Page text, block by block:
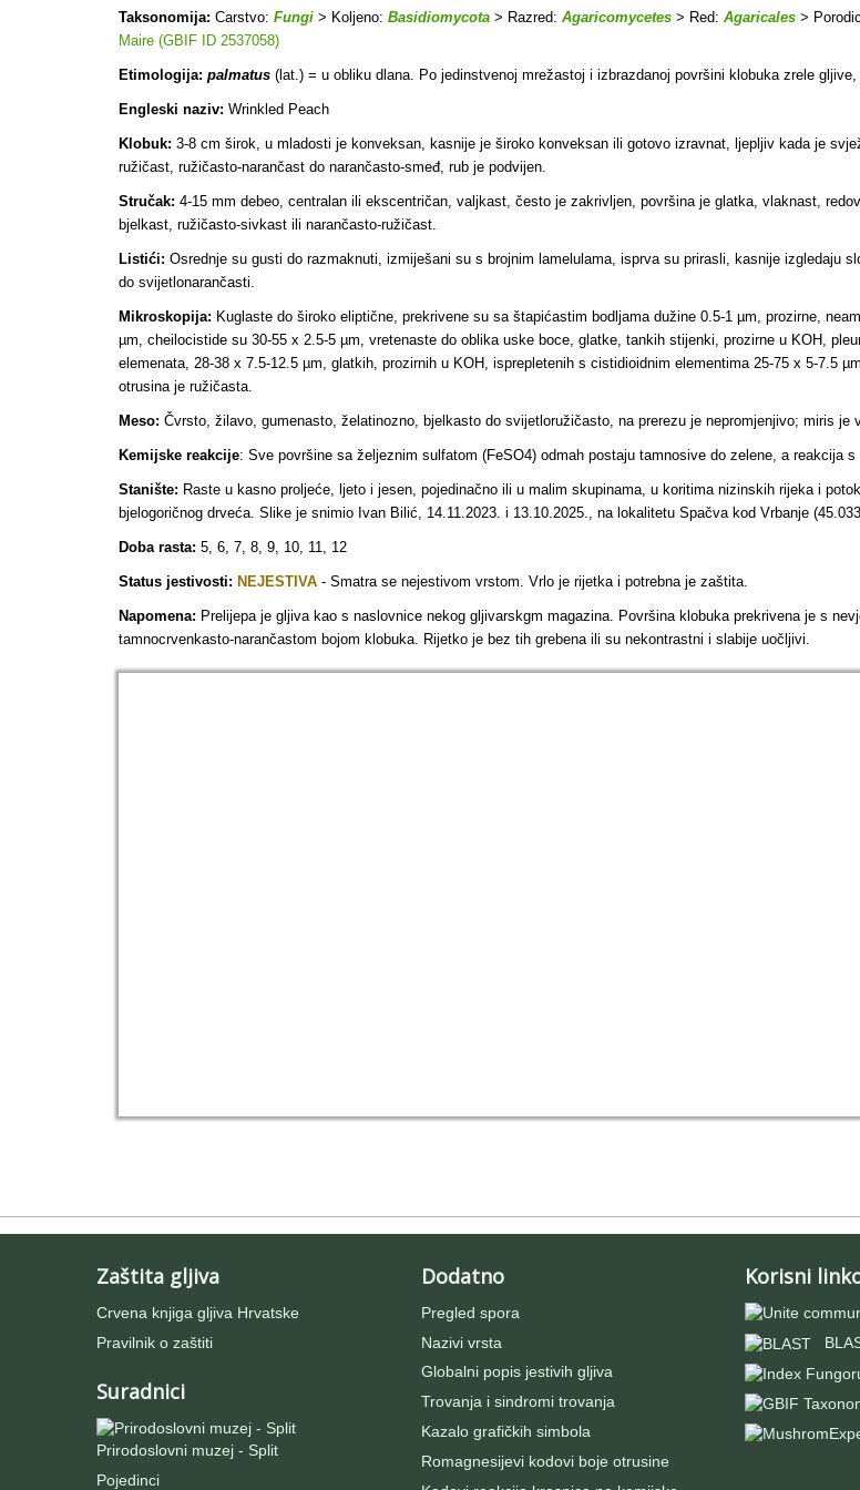
Taksonomija: Carstvo: Fungi > Koljeno: Basidiomycota > Razred: Agaricomycetes > Red: Agaricales >
Maire (GBIF ID 2537058)
Etimologija: palmatus (lat.) = u obliku dlana. Po jedinstvenoj mrežastoj i izbrazdanoj površini klobuka zrele
Engleski naziv: Wrinkled Peach
Klobuk: 3-8 cm širok, u mladosti je konveksan, kasnije je široko konveksan ili gotovo izravnat, ljepljiv kada je
ružičast, ružičasto-narančast do narančasto-smeđ, rub je podvijen.
Stručak: 4-15 mm debeo, centralan ili ekscentričan, valjkast, često je zakrivljen, površina je glatka, vlaknast,
bjelkast, ružičasto-sivkast ili narančasto-ružičast.
Listići: Osrednje su gusti do razmaknuti, izmiješani su s brojnim lamelulama, isprva su prirasli, kasnije izgledaju
do svijetlonarančasti
Mikroskopija: Kuglaste do široko eliptične, prekrivene su sa štapićastim bodljama dužine 0.5-1 µm, prozirne,
µm, cheilocistide su 30-55 x 2.5-5 µm, vretenaste do oblika uske boce, glatke, tankih stijenki, prozirne u KOH,
elemenata, 28-38 x 7.5-12.5 µm, glatkih, prozirnih u KOH, isprepletenih s cistidioidnim elementima 25-75 x 5-7.5
otrusina je ružičasta.
Meso: Čvrsto, žilavo, gumenasto, želatinozno, bjelkasto do svijetloružičasto, na prerezu je nepromjenjivo; miris je
Kemijske reakcije: Sve površine sa željeznim sulfatom (FeSO4) odmah postaju tamnosive do zelene, a reakcija s
Stanište: Raste u kasno proljeće, ljeto i jesen, pojedinačno ili u malim skupinama, u koritima nizinskih rijeka i
bjelogoričnog drveća. Slike je snimio Ivan Bilić, 14.11.2023. i 13.10.2025., na lokalitetu Spačva kod Vrbanje
Doba rasta: 5, 6, 7, 8, 9, 10, 11, 12
Status jestivosti: NEJESTIVA - Smatra se nejestivom vrstom. Vrlo je rijetka i potrebna je zaštita.
Napomena: Prelijepa je gljiva kao s naslovnice nekog gljivarskgm magazina. Površina klobuka prekrivena je s
tamnocrvenkasto-narančastom bojom klobuka. Rijetko je bez tih grebena ili su nekontrastni i slabije uočljivi.
Zaštita gljiva
Crvena knjiga gljiva Hrvatske
Pravilnik o zaštiti
Suradnici
Prirodoslovni muzej - Split
Pojedinci
Dodatno
Pregled spora
Nazivi vrsta
Globalni popis jestivih gljiva
Trovanja i sindromi trovanja
Kazalo grafičkih simbola
Romagnesijevi kodovi boje otrusine
Korisni